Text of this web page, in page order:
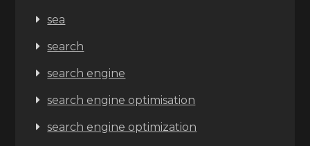
sea
search
search engine
search engine optimisation
search engine optimization